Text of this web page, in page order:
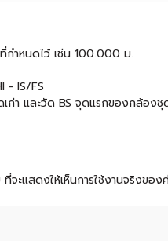
กำหนดไว้ เช่น 100.000 ม.
- IS/FS
า และวัด BS จุดแรกของกล้องชุ
แสดงให้เห็นการใช้งานจริงขอ